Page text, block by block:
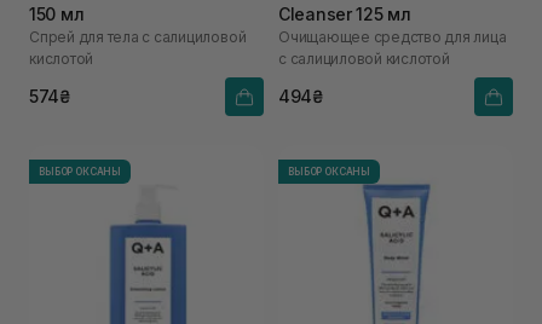
150 мл
Спрей для тела с салициловой
кислотой
574₴
Cleanser 125 мл
Очищающее средство для лица
с салициловой кислотой
494₴
ВЫБОР ОКСАНЫ ВЫБОР ОКСАНЫ